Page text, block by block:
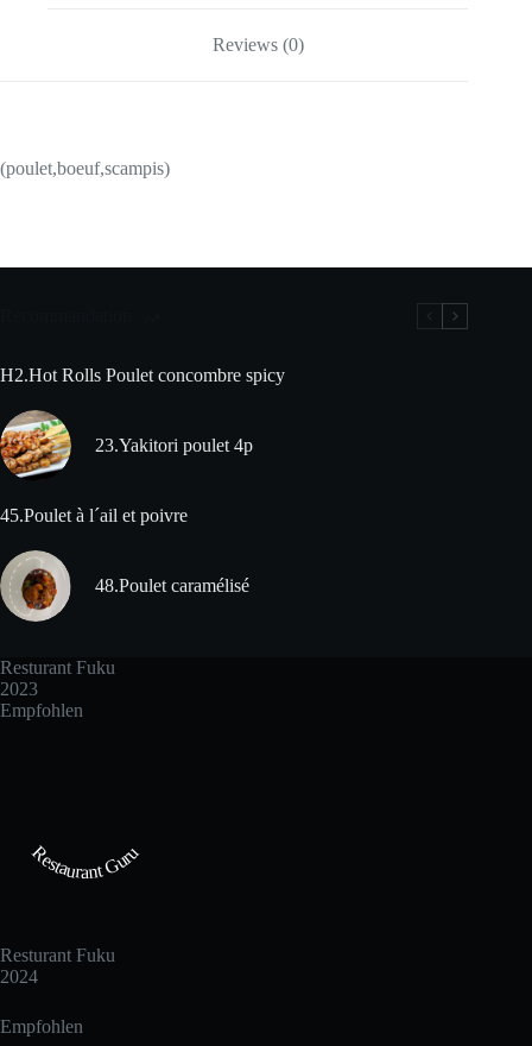
Reviews (0)
(poulet,boeuf,scampis)
H2.Hot Rolls Poulet concombre spicy
23.Yakitori poulet 4p
45.Poulet à l´ail et poivre
48.Poulet caramélisé
Resturant Fuku
2023
Empfohlen
Restaurant Guru
Resturant Fuku
2024
Empfohlen